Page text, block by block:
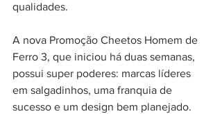
qualidades.
A nova Promoção Cheetos Homem de
Ferro 3, que iniciou há duas semanas,
possui super poderes: marcas líderes
em salgadinhos, uma franquia de
sucesso e um design bem planejado.